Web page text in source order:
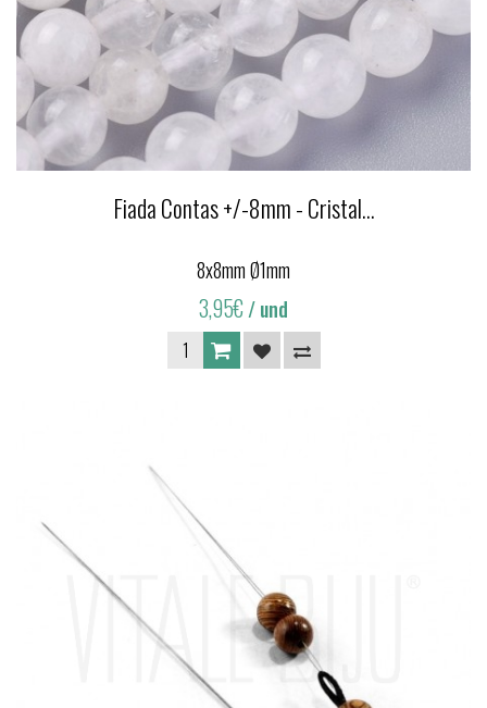
Fiada Contas +/-8mm - Cristal...
8x8mm Ø1mm
3,95€/ und